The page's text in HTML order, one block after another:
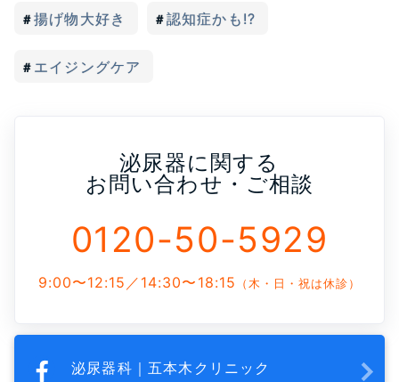
揚げ物大好き 認知症かも!?
エイジングケア
泌尿器に関する
お問い合わせ・ご相談
0120-50-5929
9:00〜12:15／14:30〜18:15 （木・日・祝は休診）
泌尿器科｜五本木クリニック